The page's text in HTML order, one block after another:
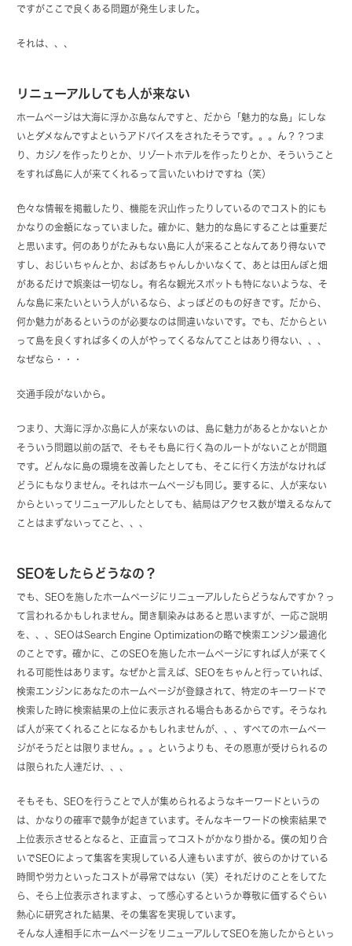
ですがここで良くある問題が発生しました。
それは、、、
リニューアルしても人が来ない
ホームページは大海に浮かぶ島なんですと、だから「魅力的な島」にしな
いとダメなんですよというアドバイスをされたそうです。。。ん？？つま
り、カジノを作ったりとか、リゾートホテルを作ったりとか、そういうこと
をすれば島に人が来てくれるって言いたいわけですね（笑）
色々な情報を掲載したり、機能を沢山作ったりしているのでコスト的にも
かなりの金額になっていました。確かに、魅力的な島にすることは重要だ
と思います。何のありがたみもない島に人が来ることなんてあり得ないで
すし、おじいちゃんとか、おばあちゃんしかいなくて、あとは田んぼと畑
があるだけで娯楽は一切なし。有名な観光スポットも特にないような、そ
んな島に来たいという人がいるなら、よっぽどのもの好きです。だから、
何か魅力があるというのが必要なのは間違いないです。でも、だからとい
って島を良くすれば多くの人がやってくるなんてことはあり得ない、、、
なぜなら・・・
交通手段がないから。
つまり、大海に浮かぶ島に人が来ないのは、島に魅力があるとかないとか
そういう問題以前の話で、そもそも島に行く為のルートがないことが問題
です。どんなに島の環境を改善したとしても、そこに行く方法がなければ
どうにもなりません。それはホームページも同じ。要するに、人が来ない
からといってリニューアルしたとしても、結局はアクセス数が増えるなんて
ことはまずないってこと、、、
SEOをしたらどうなの？
でも、SEOを施したホームページにリニューアルしたらどうなんですか？っ
て言われるかもしれません。聞き馴染みはあると思いますが、一応ご説明
を、、、SEOはSearch Engine Optimizationの略で検索エンジン最適化
のことです。確かに、このSEOを施したホームページにすれば人が来てく
れる可能性はあります。なぜかと言えば、SEOをちゃんと行っていれば、
検索エンジンにあなたのホームページが登録されて、特定のキーワードで
検索した時に検索結果の上位に表示される場合もあるからです。そうなれ
ば人が来てくれることになるかもしれませんが、、、すべてのホームペー
ジがそうだとは限りません。。。というよりも、その恩恵が受けられるの
は限られた人達だけ、、、
そもそも、SEOを行うことで人が集められるようなキーワードというの
は、かなりの確率で競争が起きています。そんなキーワードの検索結果で
上位表示させるとなると、正直言ってコストがかなり掛かる。僕の知り合
いでSEOによって集客を実現している人達もいますが、彼らのかけている
時間や労力といったコストが尋常ではない（笑）それだけのことをしてた
ら、そら上位表示されますよ、って感心するというか尊敬に価するぐらい
熱心に研究された結果、その集客を実現しています。
そんな人達相手にホームページをリニューアルしてSEOを施したからといっ